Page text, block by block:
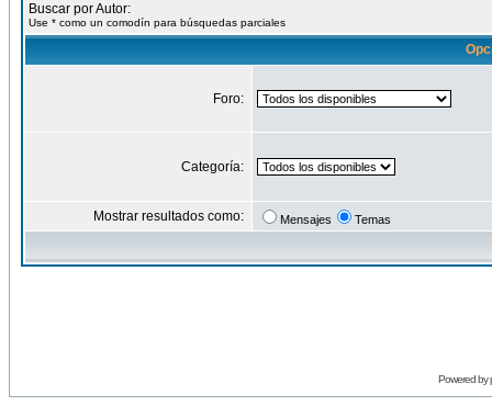
Buscar por Autor:
Use * como un comodín para búsquedas parciales
Foro:
Categoría:
Mostrar resultados como: Mensajes Temas
Powered by